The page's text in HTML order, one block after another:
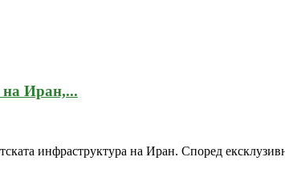
на Иран,...
инфраструктура на Иран. Според